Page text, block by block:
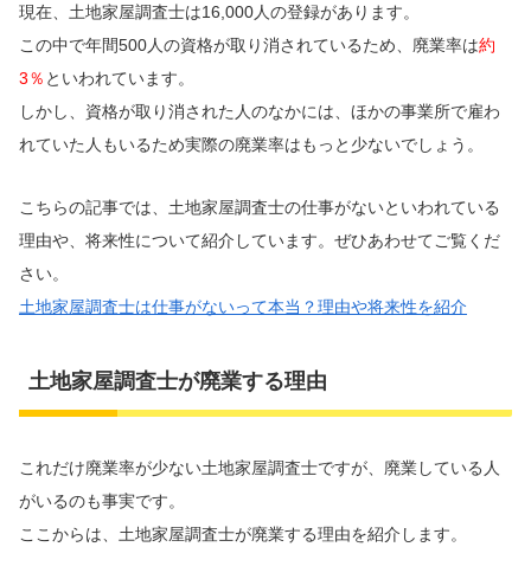
現在、土地家屋調査士は16,000人の登録があります。
この中で年間500人の資格が取り消されているため、廃業率は約
3％ といわれています。
しかし、資格が取り消された人のなかには、ほかの事業所で雇わ
れていた人もいるため実際の廃業率はもっと少ないでしょう。
こちらの記事では、土地家屋調査士の仕事がないといわれている
理由や、将来性について紹介しています。ぜひあわせてご覧くだ
さい。
土地家屋調査士は仕事がないって本当？理由や将来性を紹介
土地家屋調査士が廃業する理由
これだけ廃業率が少ない土地家屋調査士ですが、廃業している人
がいるのも事実です。
ここからは、土地家屋調査士が廃業する理由を紹介します。